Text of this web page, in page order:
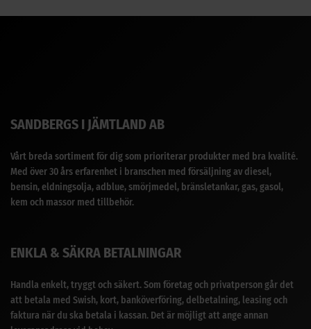
SANDBERGS I JÄMTLAND AB
Vårt breda sortiment för dig som prioriterar produkter med bra kvalité.
Med över 30 års erfarenhet i branschen med försäljning av diesel,
bensin, eldningsolja, adblue, smörjmedel, bränsletankar, gas, gasol,
kem och massor med tillbehör.
ENKLA & SÄKRA BETALNINGAR
Handla enkelt, tryggt och säkert. Som företag och privatperson går det
att betala med Swish, kort, banköverföring, delbetalning, leasing och
faktura när du ska betala i kassan. Det är möjligt att ange annan